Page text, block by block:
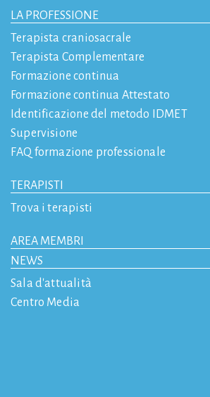
LA PROFESSIONE
Terapista craniosacrale
Terapista Complementare
Formazione continua
Formazione continua Attestato
Identificazione del metodo IDMET
Supervisione
FAQ formazione professionale
TERAPISTI
Trova i terapisti
AREA MEMBRI
NEWS
Sala d'attualità
Centro Media